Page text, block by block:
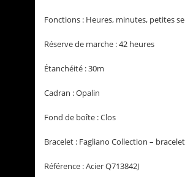
Fonctions : Heures, minutes, petites
Réserve de marche : 42 heures
Étanchéité : 30m
Cadran : Opalin
Fond de boîte : Clos
Bracelet : Fagliano Collection –
Référence : Acier Q713842J